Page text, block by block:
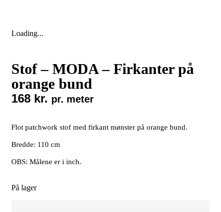
Loading...
Stof – MODA – Firkanter på
orange bund
168 kr. pr. meter
Flot patchwork stof med firkant mønster på orange bund.
Bredde: 110 cm
OBS: Målene er i inch.
På lager